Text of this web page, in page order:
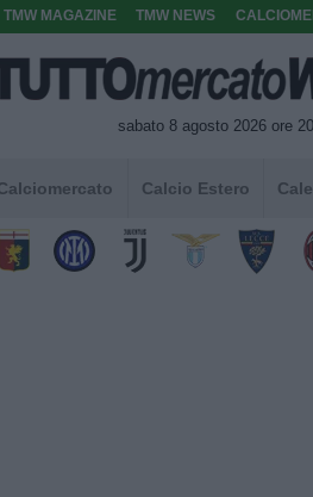
TMW MAGAZINE TMW NEWS
sabato 8 agosto 2026 ore
Calcio Estero